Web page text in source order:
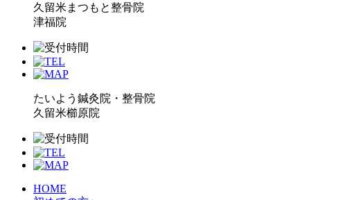
久留米まつもと整骨院
津福院
たいよう鍼灸院・整骨院
久留米櫛原院
HOME